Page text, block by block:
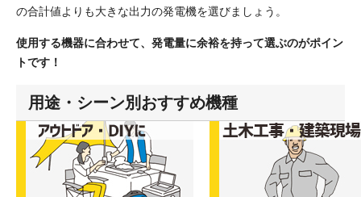
の合計値よりも大きな出力の発電機を選びましょう。
使用する機器に合わせて、発電量に余裕を持って選ぶのがポイン
トです！
用途・シーン別おすすめ機種